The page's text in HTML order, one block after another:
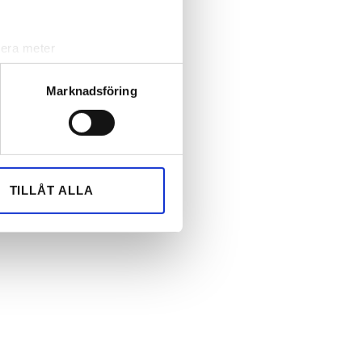
meter
. Du kan ändra
information från din enhet
kombinera informationen
Marknadsföring
TILLÅT ALLA